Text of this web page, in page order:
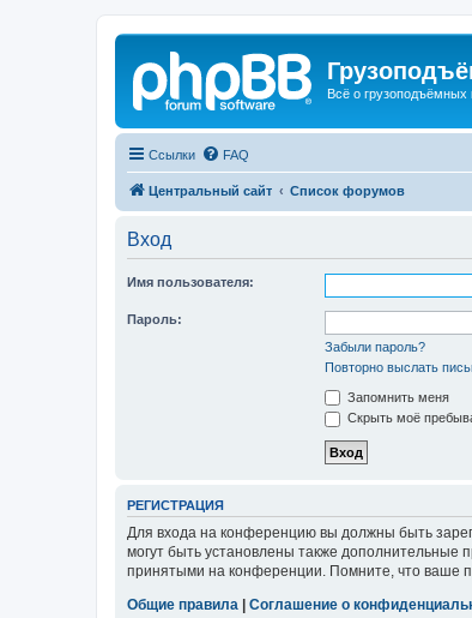
Всё о грузоподъёмных
Ссылки FAQ
Центральный сайт Список форумов
Вход
Имя пользователя:
Пароль:
Забыли пароль?
Повторно выслать
Запомнить меня
Скрыть моё
РЕГИСТРАЦИЯ
Для входа на конференцию вы должны быть
могут быть установлены также дополнительные
принятыми на конференции. Помните, что ваше
Общие правила
Соглашение о